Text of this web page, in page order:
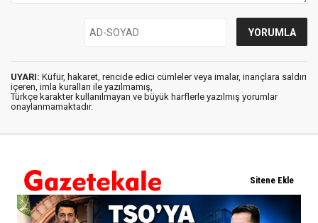
UYARI: Küfür, hakaret, rencide edici cümleler veya imalar, inançlara saldırı
içeren, imla kuralları ile yazılmamış,
Türkçe karakter kullanılmayan ve büyük harflerle yazılmış yorumlar
onaylanmamaktadır.